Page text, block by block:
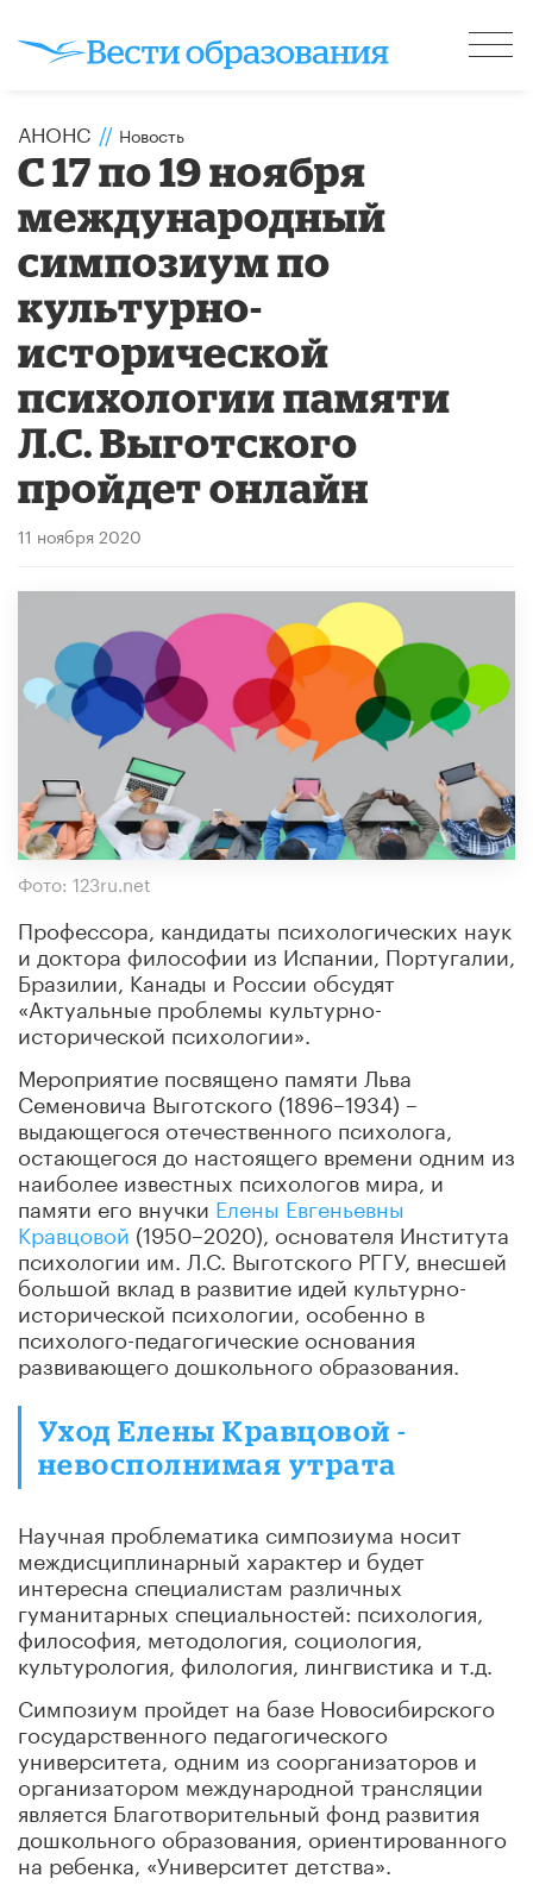
АНОНС // Новость
С 17 по 19 ноября
международный
симпозиум по
культурно-
исторической
психологии памяти
Л.С. Выготского
пройдет онлайн
11 ноября 2020
Фото: 123ru.net
Профессора, кандидаты психологических наук
и доктора философии из Испании, Португалии,
Бразилии, Канады и России обсудят
«Актуальные проблемы культурно-
исторической психологии».
Мероприятие посвящено памяти Льва
Семеновича Выготского (1896–1934) –
выдающегося отечественного психолога,
остающегося до настоящего времени одним из
наиболее известных психологов мира, и
памяти его внучки Елены Евгеньевны
Кравцовой (1950–2020), основателя Института
психологии им. Л.С. Выготского РГГУ, внесшей
большой вклад в развитие идей культурно-
исторической психологии, особенно в
психолого-педагогические основания
развивающего дошкольного образования.
Уход Елены Кравцовой -
невосполнимая утрата
Научная проблематика симпозиума носит
междисциплинарный характер и будет
интересна специалистам различных
гуманитарных специальностей: психология,
философия, методология, социология,
культурология, филология, лингвистика и т.д.
Симпозиум пройдет на базе Новосибирского
государственного педагогического
университета, одним из соорганизаторов и
организатором международной трансляции
является Благотворительный фонд развития
дошкольного образования, ориентированного
на ребенка, «Университет детства».